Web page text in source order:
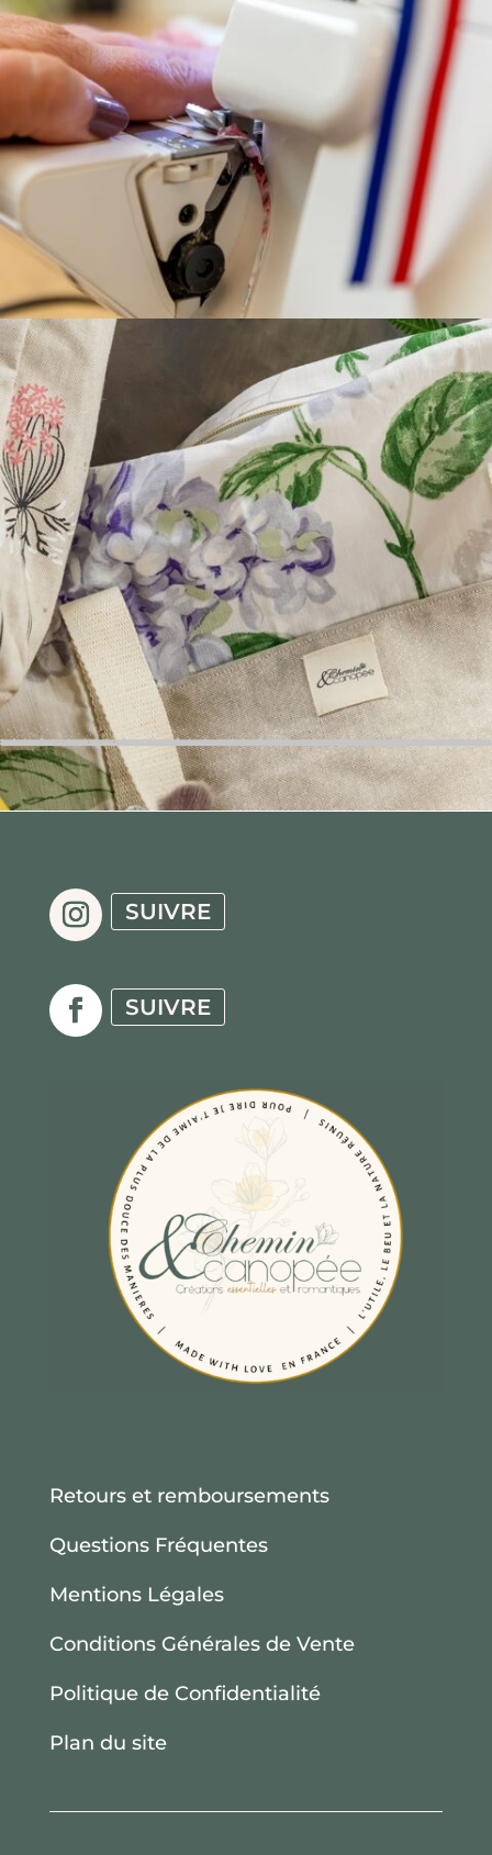
SUIVRE
SUIVRE
Retours et remboursements
Questions Fréquentes
Mentions Légales
Conditions Générales de Vente
Politique de Confidentialité
Plan du site